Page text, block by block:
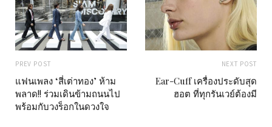
PREV POST
แฟนเพลง ‘สี่เต่าทอง’ ห้าม
พลาด!! ร่วมเดินข้ามถนนไป
พร้อมกับวงร็อกในดวงใจ
NEXT POST
Ear-Cuff เครื่องประดับสุด
ฮอต ที่ทุกรันเวย์ต้องมี